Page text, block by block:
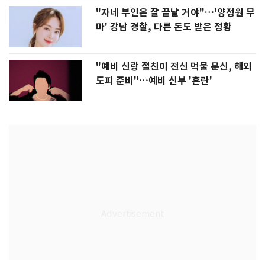
"자네 부인은 잘 끝날 거야"…'양정원 무
마' 강남 경찰, 다른 돈도 받은 정황
"예비 신랑 절친이 전신 먹물 문신, 해외
도피 준비"…예비 신부 '혼란'